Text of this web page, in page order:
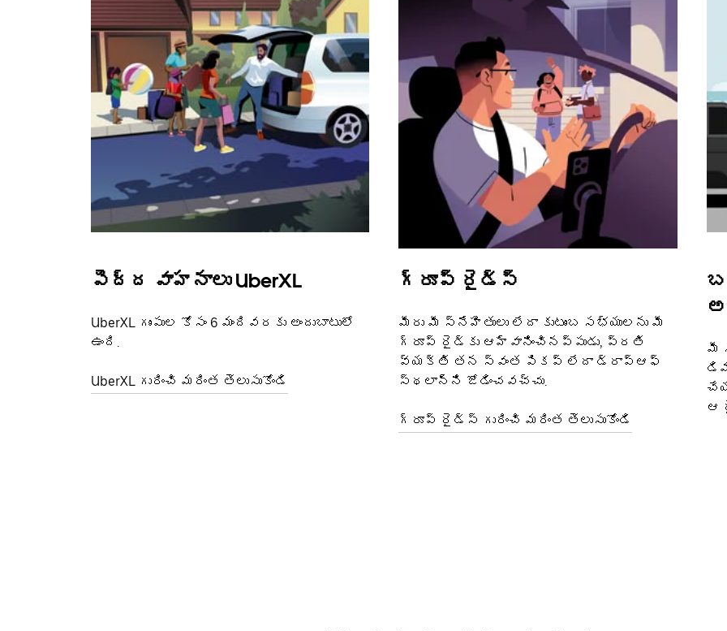
పెద్ద వాహనాలు UberXL
UberXL గుంపుల కోసం 6 మందివరకు అందుబాటులో
ఉంది.
UberXL గురించి మరింత తెలుసుకోండి
గ్రూప్ రైడ్స్
మీరు మీ స్నేహితులు లేదా కుటుంబ సభ్యులను మీ
గ్రూప్ రైడ్‌కు ఆహ్వానించినప్పుడు, ప్రతి
వ్యక్తి తన స్వంత పికప్ లేదా డ్రాప్‌ఆఫ్
స్థలాన్ని జోడించవచ్చు.
గ్రూప్ రైడ్స్ గురించి మరింత తెలుసుకోండి
మీ
ఆ